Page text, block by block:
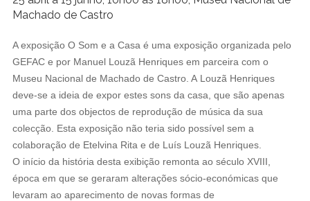
Machado de Castro
A exposição O Som e a Casa é uma exposição organizada pelo
GEFAC e por Manuel Louzã Henriques em parceira com o
Museu Nacional de Machado de Castro. A Louzã Henriques
deve-se a ideia de expor estes sons da casa, que são apenas
uma parte dos objectos de reprodução de música da sua
colecção. Esta exposição não teria sido possível sem a
colaboração de Etelvina Rita e de Luís Louzã Henriques.
O início da história desta exibição remonta ao século XVIII,
época em que se geraram alterações sócio-económicas que
levaram ao aparecimento de novas formas de